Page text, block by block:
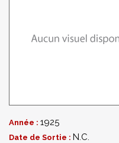
Année : 1925
Date de Sortie : N.C.